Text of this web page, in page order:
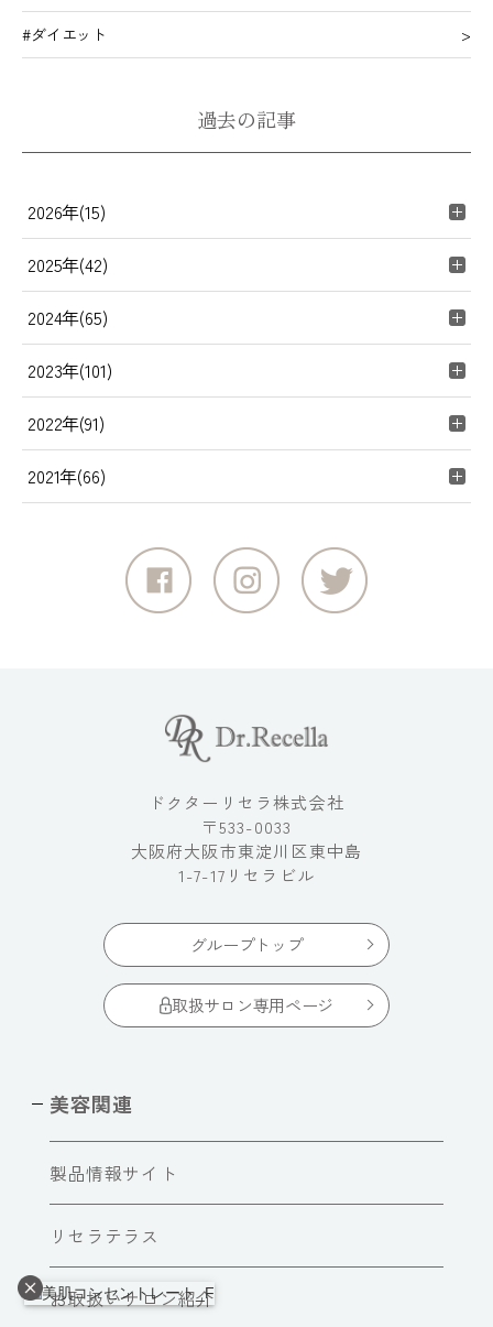
#ダイエット
過去の記事
2026年(15)
2025年(42)
2024年(65)
2023年(101)
2022年(91)
2021年(66)
ドクターリセラ株式会社
〒533-0033
大阪府大阪市東淀川区東中島
1-7-17リセラビル
グループトップ
取扱サロン専用ページ
美容関連
製品情報サイト
リセラテラス
お取扱いサロン紹介